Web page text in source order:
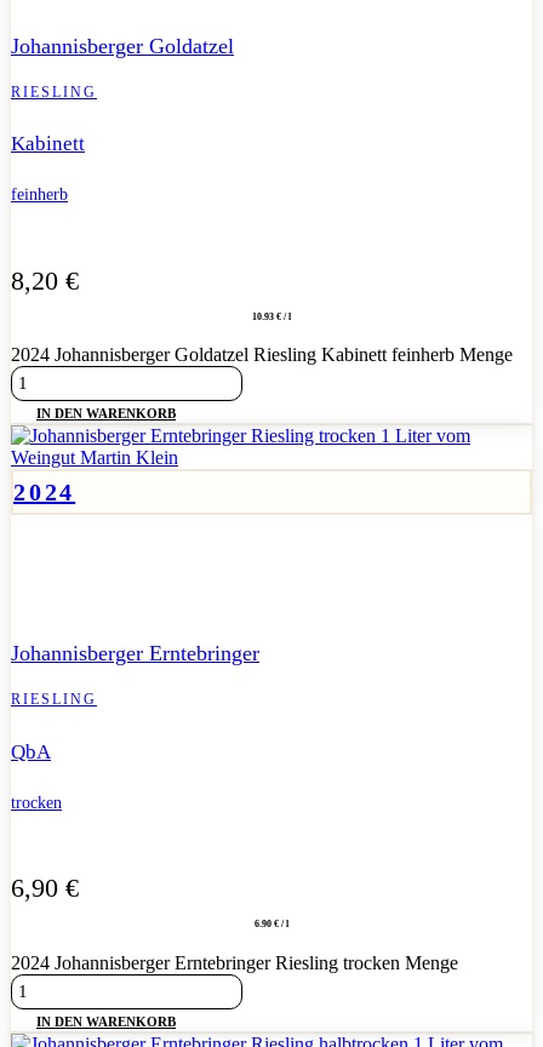
Johannisberger Goldatzel
RIESLING
Kabinett
feinherb
8,20 €
10.93 € / l
2024 Johannisberger Goldatzel Riesling Kabinett feinherb Menge
IN DEN WARENKORB
2024
Johannisberger Erntebringer
RIESLING
QbA
trocken
6,90 €
6.90 € / l
2024 Johannisberger Erntebringer Riesling trocken Menge
IN DEN WARENKORB